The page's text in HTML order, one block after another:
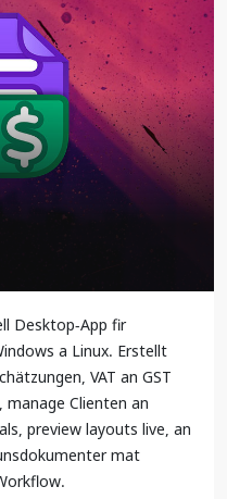
Desktop-App fir
a Linux. Erstellt
VAT an GST
Clienten an
preview layouts live, an
mat